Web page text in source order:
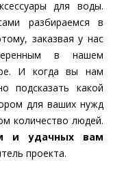
для воды.
разбираемся в
заказвая у нас
в нашем
И когда вы нам
подсказать какой
для ваших нужд
количество людей.
и удачных вам
проекта.